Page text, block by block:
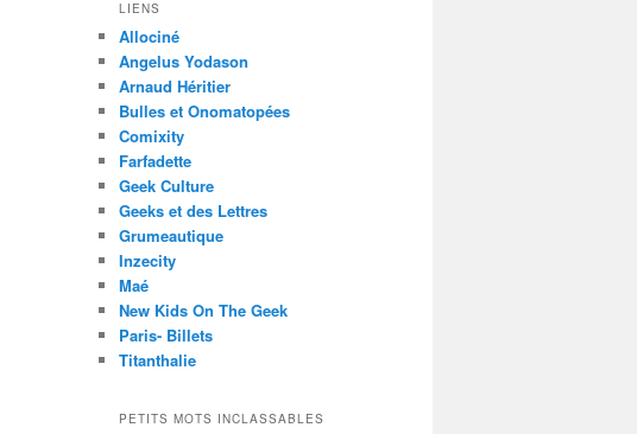
LIENS
Allociné
Angelus Yodason
Arnaud Héritier
Bulles et Onomatopées
Comixity
Farfadette
Geek Culture
Geeks et des Lettres
Grumeautique
Inzecity
Maé
New Kids On The Geek
Paris- Billets
Titanthalie
PETITS MOTS INCLASSABLES